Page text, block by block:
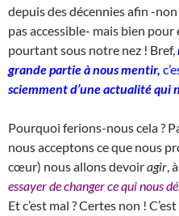
depuis des décennies afin -
pas accessible- mais bien pour
pourtant sous notre nez ! Bref,
grande partie à nous mentir,
sciemment d’une actualité qui
Pourquoi ferions-nous cela ?
nous acceptons ce que nous
cœur) nous allons devoiragir ,
essayer de changer ce qui nous
Et c’est mal ? Certes non !